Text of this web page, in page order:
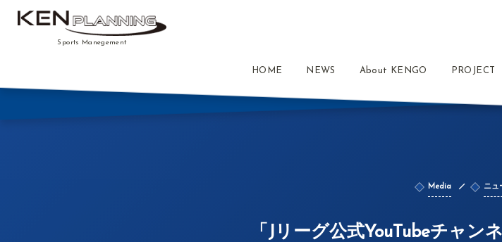
Sports Manegement
HOME NEWS About KENGO PROJECT
Media ニュ
「Jリーグ公式YouTubeチャン